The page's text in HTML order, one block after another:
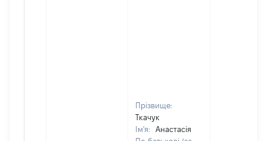
Прізвище:
Ткачук
Ім'я:
Анастасія